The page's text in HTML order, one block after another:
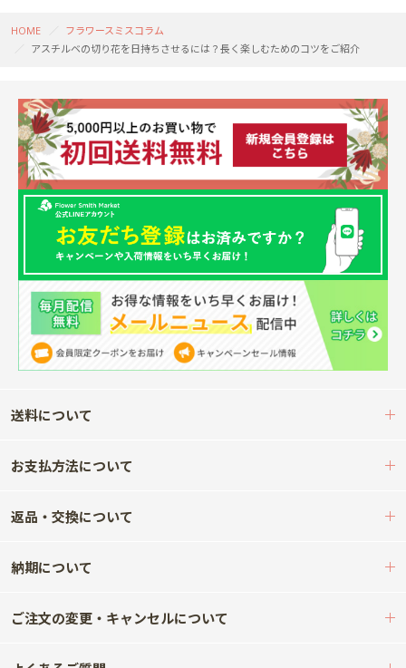
HOME
フラワースミスコラム
アスチルベの切り花を日持ちさせるには？長く楽しむためのコツをご紹介
送料について
お支払方法について
返品・交換について
納期について
ご注文の変更・キャンセルについて